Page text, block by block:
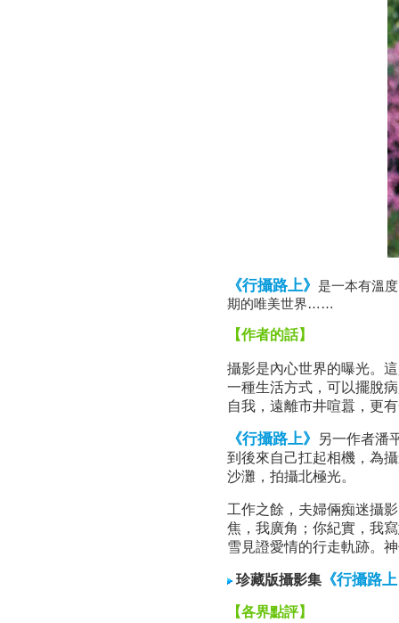
《行攝路上》 是一本有溫
期的唯美世界……
【作者的話】
攝影是內心世界的曝光。
一種生活方式，可以擺脫
自我，遠離市井喧囂，更
《行攝路上》 另一作者潘
到後來自己扛起相機，為
沙灘，拍攝北極光。
工作之餘，夫婦倆痴迷攝
焦，我廣角；你紀實，我
雪見證愛情的行走軌跡。
珍藏版攝影集 《行攝路
【各界點評】